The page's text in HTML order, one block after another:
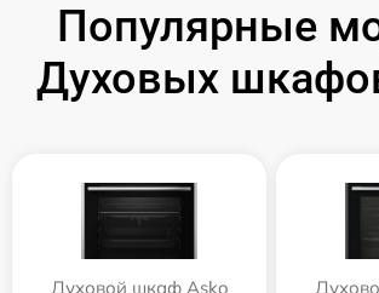
Популярные
Духовых
Духовой шкаф Asko